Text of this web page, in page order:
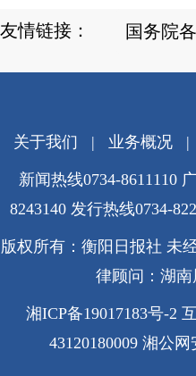
友情链接：
关于我们 | 业务概况|
新闻热线0734-8611110
8243140 发行热线0734-
版权所有：衡阳日报社 未
律顾问：湖
湘ICP备19017183号-2
43120180009 湘公网